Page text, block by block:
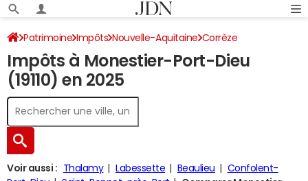
Patrimoine Impôts Nouvelle-Aquitaine Corrèze
Monestier-Port-Dieu Impôt sur le revenu
Impôts à Monestier-Port-Dieu
(19110) en 2025
Voir aussi : Thalamy Labessette Beaulieu
Confolent-